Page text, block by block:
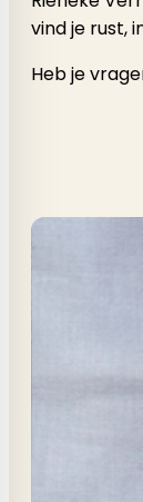
vind je rust,
Heb je